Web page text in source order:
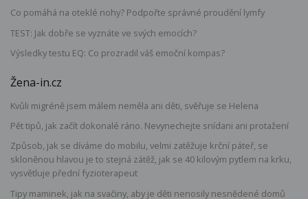
Co pomáhá na oteklé nohy? Podpořte správné proudění lymfy
TEST: Jak dobře se vyznáte ve svých emocích?
Výsledky testu EQ: Co prozradil váš emoční kompas?
Žena-in.cz
Kvůli migréně jsem málem neměla ani děti, svěřuje se Helena
Pět tipů, jak začít dokonalé ráno. Nevynechejte snídani ani protažení
Způsob, jak se díváme do mobilu, velmi zatěžuje krční páteř, se
skloněnou hlavou je to stejná zátěž, jak se 40 kilovým pytlem na krku,
vysvětluje přední fyzioterapeut
Tipy maminek, jak na svačiny, aby je děti nenosily nesnědené domů